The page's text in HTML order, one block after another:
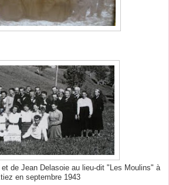
et de Jean Delasoie au lieu-dit "Les Moulins" à
en septembre 1943